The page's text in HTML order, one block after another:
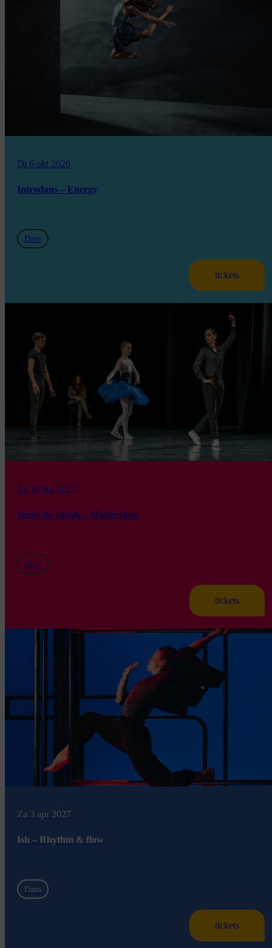
Di 6 okt 2026
Introdans – Energy
Dans
tickets
Zo 10 jan 2027
Igone de Jongh – Masterclass
Dans
tickets
Za 3 apr 2027
Ish – Rhythm & flow
Dans
tickets